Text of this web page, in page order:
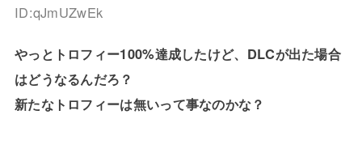
ID:qJmUZwEk
やっとトロフィー100%達成したけど、DLCが出た場合
はどうなるんだろ？
新たなトロフィーは無いって事なのかな？